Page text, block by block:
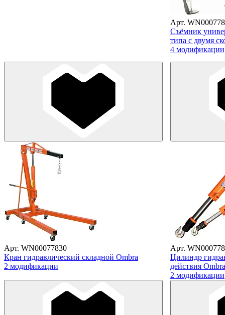
Арт.
Съёмник
типа с двумя
4 модификации
Арт. WN00077830
Кран гидравлический складной Ombra
2 модификации
Арт.
Цилиндр
действия Ombra
2 модификации